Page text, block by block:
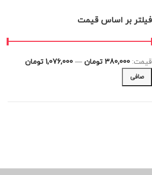
فیلتر بر اساس قیمت
صافی
قيمت: 380,000 تومان — 1,076,000 تومان